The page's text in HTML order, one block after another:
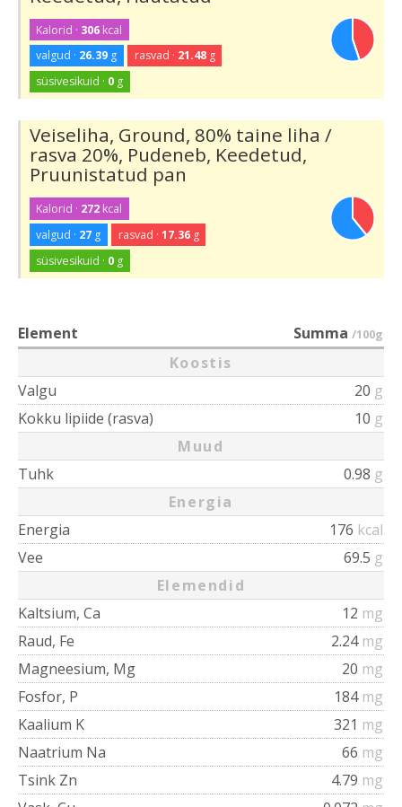
Kalorid · 306 kcal
valgud · 26.39 g rasvad · 21.48g
süsivesikuid · 0 g
Veiseliha, Ground, 80% taine liha /
rasva 20%, Pudeneb, Keedetud,
Pruunistatud pan
Kalorid · 272 kcal
valgud · 27 g rasvad · 17.36g
süsivesikuid · 0 g
Element Summa /100g
Koostis
Valgu
20 g
Kokku lipiide (rasva)
10 g
Muud
Tuhk
0.98 g
Energia
Energia
176 kcal
Vee
69.5 g
Elemendid
Kaltsium, Ca
12 mg
Raud, Fe
2.24 mg
Magneesium, Mg
20 mg
Fosfor, P
184 mg
Kaalium K
321 mg
Naatrium Na
66 mg
Tsink Zn
4.79 mg